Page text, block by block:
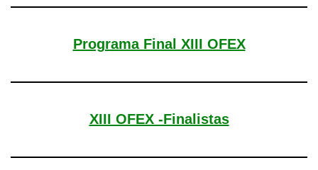
Programa Final XIII OFEX
XIII OFEX -Finalistas